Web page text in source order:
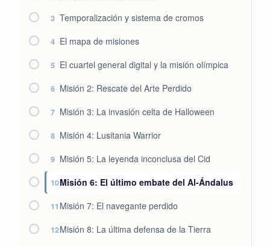
3 Temporalización y sistema de cromos
4 El mapa de misiones
5 El cuartel general digital y la misión olímpica
6 Misión 2: Rescate del Arte Perdido
7 Misión 3: La invasión celta de Halloween
8 Misión 4: Lusitania Warrior
9 Misión 5: La leyenda inconclusa del Cid
10Misión 6: El último embate del Al-Ándalus
11 Misión 7: El navegante perdido
12Misión 8: La última defensa de la Tierra